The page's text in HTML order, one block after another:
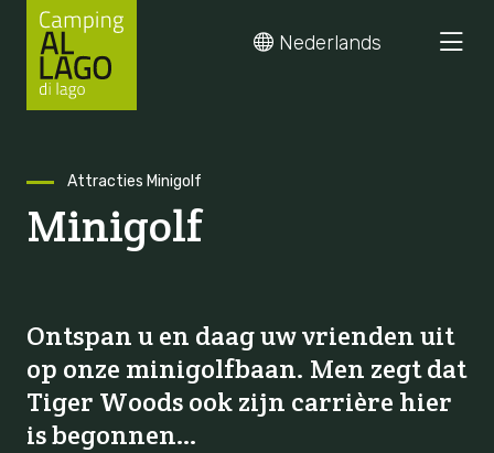
Skip
content
Nederlands
Attracties Minigolf
Minigolf
Ontspan u en daag uw vrienden uit
op onze minigolfbaan. Men zegt dat
Tiger Woods ook zijn carrière hier
is begonnen…